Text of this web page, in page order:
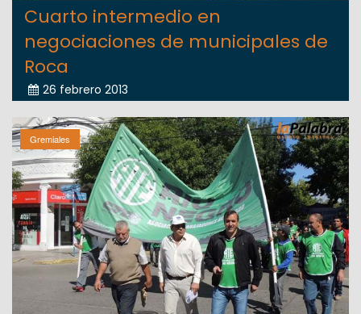
Cuarto intermedio en
negociaciones de municipales de
Roca
26 febrero 2013
Gremiales